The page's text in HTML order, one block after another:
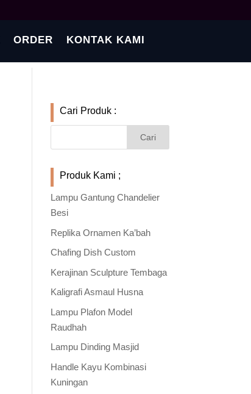
ORDER KONTAK KAMI
Cari Produk :
Produk Kami ;
Lampu Gantung Chandelier
Besi
Replika Ornamen Ka’bah
Chafing Dish Custom
Kerajinan Sculpture Tembaga
Kaligrafi Asmaul Husna
Lampu Plafon Model
Raudhah
Lampu Dinding Masjid
Handle Kayu Kombinasi
Kuningan